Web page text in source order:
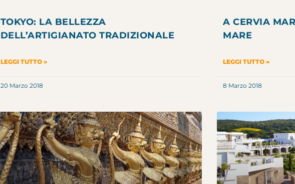
TOKYO: LA BELLEZZA
DELL’ARTIGIANATO TRADIZIONALE
LEGGI TUTTO »
20 Marzo 2018
A CERVIA
MARE
LEGGI TUTTO »
8 Marzo 2018